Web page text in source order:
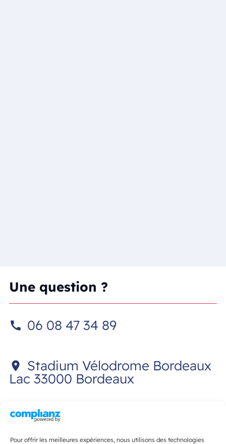
Pour offrir les meilleures expériences, nous utilisons des technologies
Une question ?
call 06 08 47 34 89
location_on Stadium Vélodrome Bordeaux
Lac 33000 Bordeaux
mail_outline cyclisme@cam-bordeaux.com